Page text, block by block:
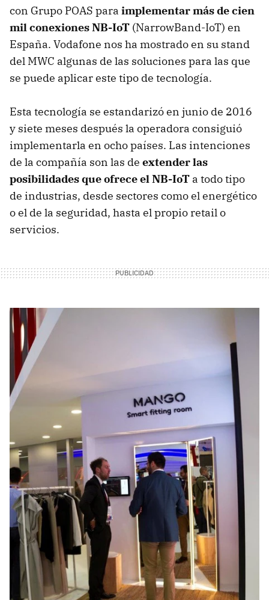
con Grupo POAS para implementar más de cien
mil conexiones NB-IoT (NarrowBand-IoT) en
España. Vodafone nos ha mostrado en su stand
del MWC algunas de las soluciones para las que
se puede aplicar este tipo de tecnología.
Esta tecnología se estandarizó en junio de 2016
y siete meses después la operadora consiguió
implementarla en ocho países. Las intenciones
de la compañía son las de extender las
posibilidades que ofrece el NB-IoT a todo tipo
de industrias, desde sectores como el energético
o el de la seguridad, hasta el propio retail o
servicios.